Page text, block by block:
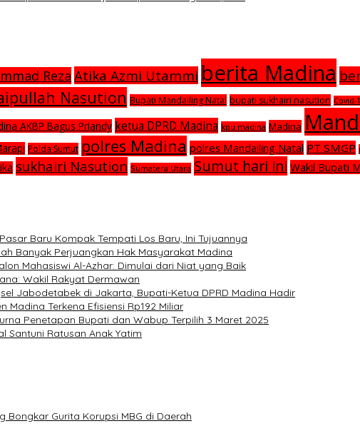
Reza Atika Azmi Utammi berita Madina
Nasution Bupati Mandailing Natal bupati sukhairi nasution Covid-
AKBP Bagus Priandy ketua DPRD Madina kpu madina Madina
Polda Sumut polres Madina polres Mandailing Natal PT SMGP
sukhairi Nasution Sumatera Utara Sumut hari ini Wakil Bupati
Baru Kompak Tempati Los Baru, Ini Tujuannya
Banyak Perjuangkan Hak Masyarakat Madina
Mahasiswi Al-Azhar: Dimulai dari Niat yang Baik
Wakil Rakyat Dermawan
Jabodetabek di Jakarta, Bupati-Ketua DPRD Madina Hadir
Madina Terkena Efisiensi Rp192 Miliar
Penetapan Bupati dan Wabup Terpilih 3 Maret 2025
Santuni Ratusan Anak Yatim
Bongkar Gurita Korupsi MBG di Daerah